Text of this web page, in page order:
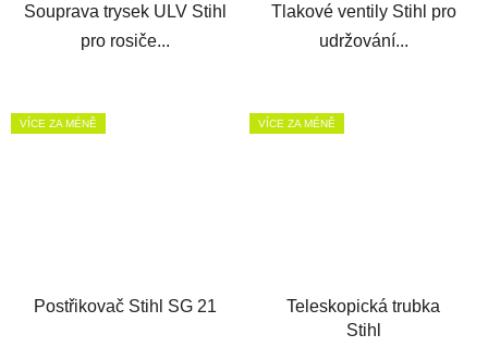
Souprava trysek ULV Stihl
pro rosiče...
Tlakové ventily Stihl pro
udržování...
VÍCE ZA MÉNĚ
Postřikovač Stihl SG 21
VÍCE ZA MÉNĚ
Teleskopická trubka
Stihl